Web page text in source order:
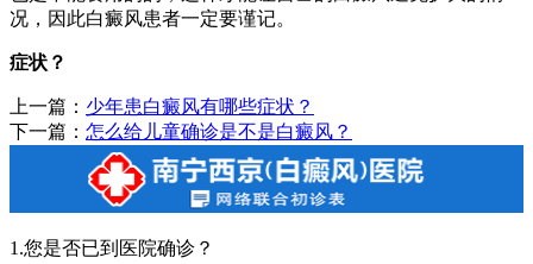
况，因此白癜风患者一定要谨记。
症状？
上一篇： 少年患白癜风有哪些症状？
下一篇： 怎么给儿童确诊是不是白癜风？
1.您是否已到医院确诊？